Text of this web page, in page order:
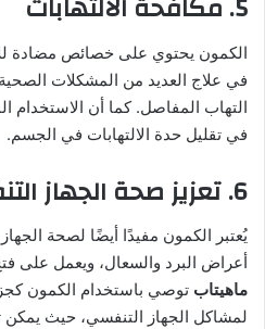
5. مكافحة الالتهابات
الكمون يحتوي على خصائص مضادة
في علاج العديد من المشكلات الصحية
التهاب المفاصل. كما أن الاستخدام
في تقليل حدة الالتهابات في الجسم.
6. تعزيز صحة الجهاز التنفسي
يُعتبر الكمون مفيدًا أيضًا لصحة
أعراض البرد والسعال، ويعمل على
ماهيتاب توصي باستخدام الكمون
لمشاكل الجهاز التنفسي، حيث يمكن